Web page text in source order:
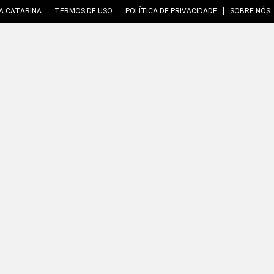
CATARINA TERMOS DE USO POLÍTICA DE PRIVACIDADE SOBRE NÓS